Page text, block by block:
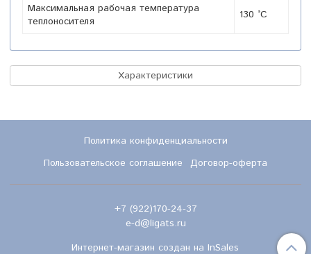
Максимальная рабочая температура
теплоносителя
130 °C
Характеристики
Политика конфиденциальности
Пользовательское соглашение
Договор-оферта
+7 (922)170-24-37
e-d@ligats.ru
Интернет-магазин создан на InSales